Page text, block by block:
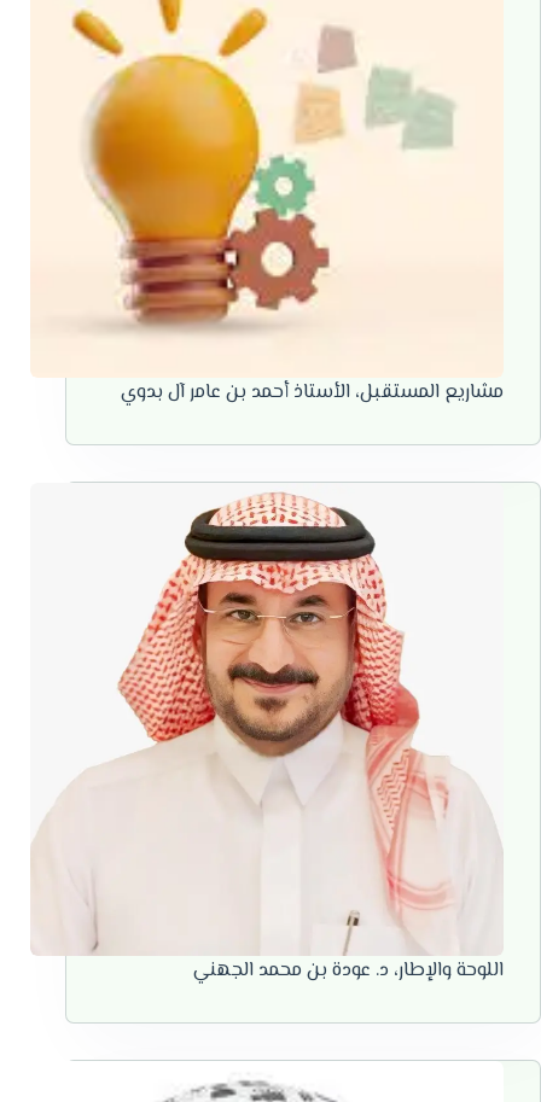
مشاريع المستقبل، الأستاذ أحمد بن عامر آل بدوي
اللوحة والإطار، د. عودة بن محمد الجهني